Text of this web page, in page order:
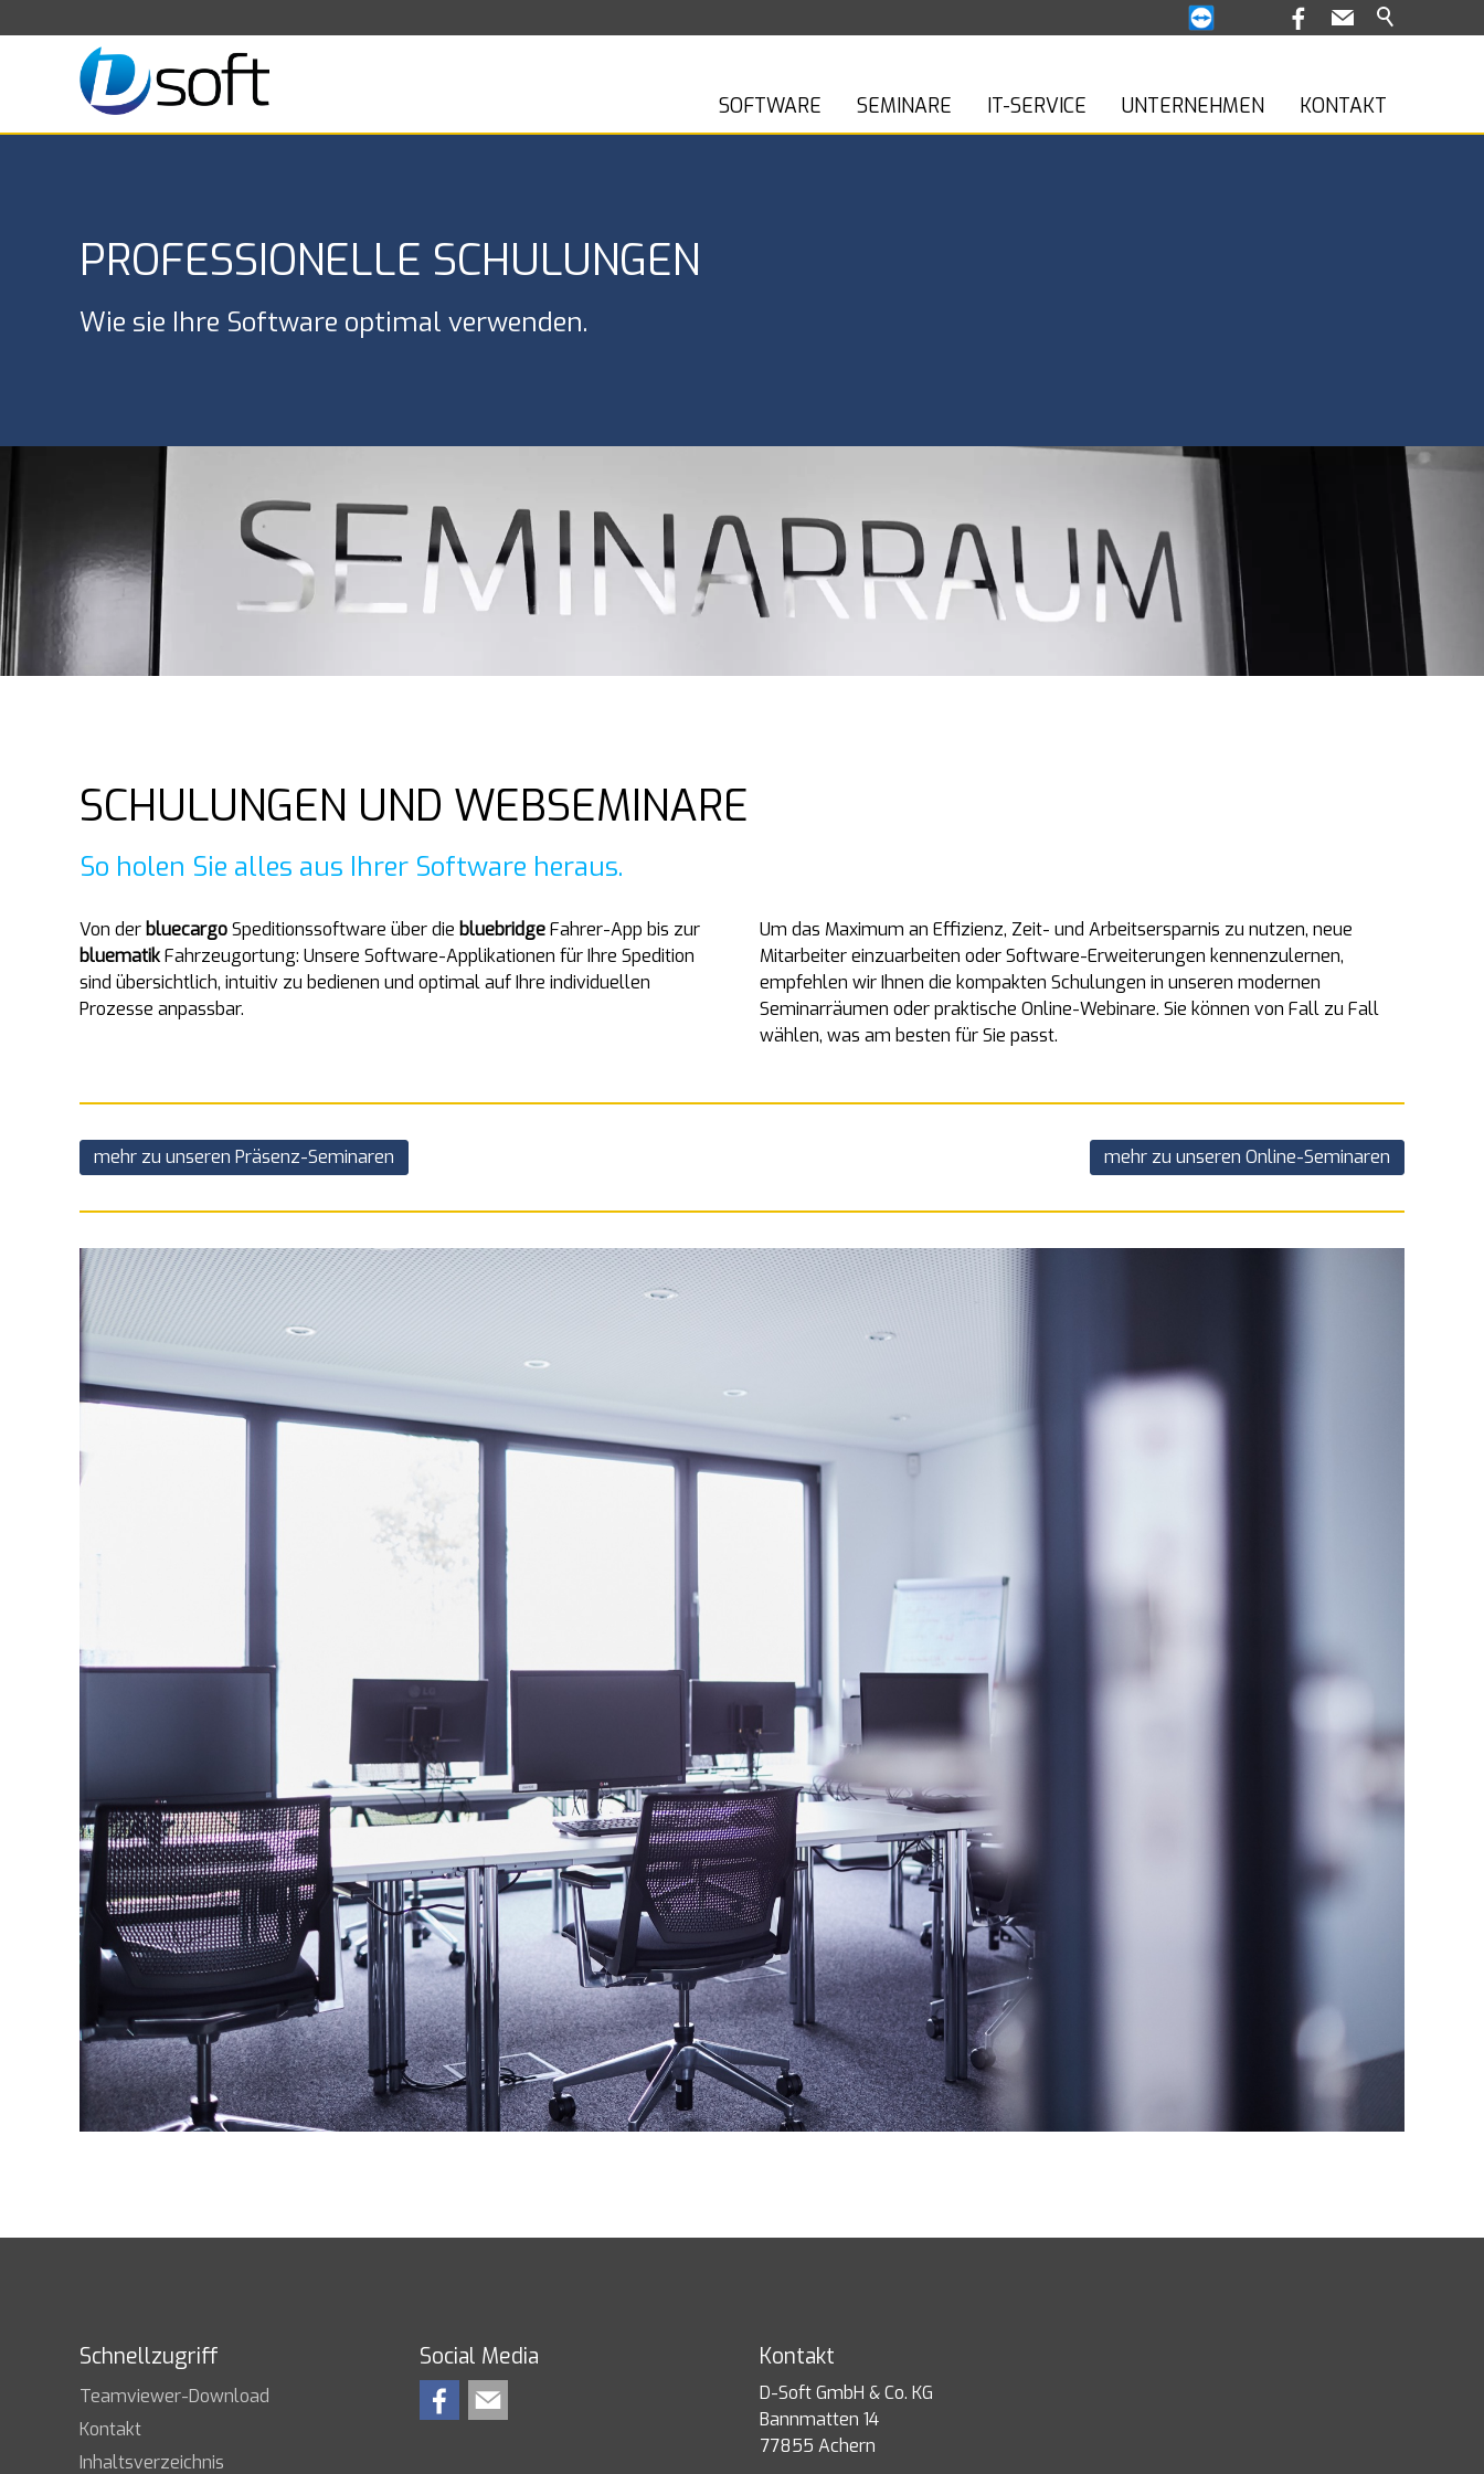
SOFTWARE SEMINARE IT-SERVICE UNTERNEHMEN KONTAKT
PROFESSIONELLE SCHULUNGEN
Wie sie Ihre Software optimal verwenden.
SCHULUNGEN UND WEBSEMINARE
So holen Sie alles aus Ihrer Software heraus.
Von der bluecargoSpeditionssoftware über die bluebridgeFahrer-App bis zur
bluematikFahrzeugortung: Unsere Software-Applikationen für Ihre Spedition
sind übersichtlich, intuitiv zu bedienen und optimal auf Ihre individuellen
Prozesse anpassbar.
Um das Maximum an Effizienz, Zeit- und Arbeitsersparnis zu nutzen, neue
Mitarbeiter einzuarbeiten oder Software-Erweiterungen kennenzulernen,
empfehlen wir Ihnen die kompakten Schulungen in unseren modernen
Seminarräumen oder praktische Online-Webinare. Sie können von Fall zu Fall
wählen, was am besten für Sie passt.
mehr zu unseren Präsenz-Seminaren mehr zu unseren Online-Seminaren
Schnellzugriff
Teamviewer-Download
Kontakt
Inhaltsverzeichnis
Social Media Kontakt
D-Soft GmbH & Co. KG
Bannmatten 14
77855 Achern